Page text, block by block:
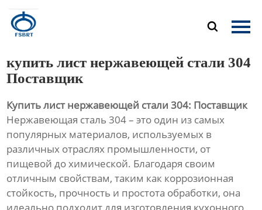

Главная
Новости
Контакты
купить лист нержавеющей стали 304
Поставщик
Купить лист нержавеющей стали 304: Поставщик
Нержавеющая сталь 304 – это один из самых
популярных материалов, используемых в
различных отраслях промышленности, от
пищевой до химической. Благодаря своим
отличным свойствам, таким как коррозионная
стойкость, прочность и простота обработки, она